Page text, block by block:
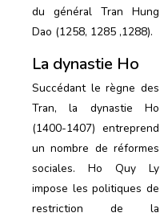
du général Tran Hung
Dao (1258, 1285 ,1288).
La dynastie Ho
Succédant le règne des
Tran, la dynastie Ho
(1400-1407) entreprend
un nombre de réformes
sociales. Ho Quy Ly
impose les politiques de
restriction de la